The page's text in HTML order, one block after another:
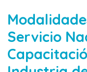
Servicio